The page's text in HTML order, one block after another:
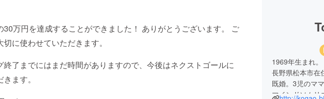
30万円を達成することができました！ ありがとうございます。 ご
に使わせていただきます。
終了までにはまだ時間がありますので、今後はネクストゴールに
ます。
1969年生まれ。
長野県松本市在
既婚。3児のママ
マインドソムリ